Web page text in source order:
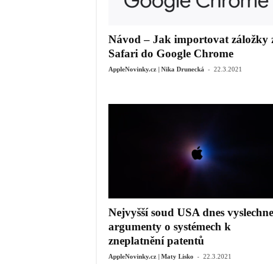
Návod – Jak importovat záložky
Safari do Google Chrome
AppleNovinky.cz | Nika Drunecká - 22.3.2021
Nejvyšší soud USA dnes vyslechne
argumenty o systémech k
zneplatnění patentů
AppleNovinky.cz | Maty Lisko - 22.3.2021